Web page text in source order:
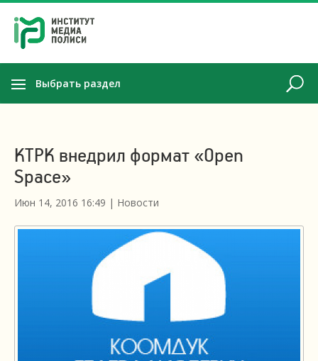
Выбрать раздел
КТРК внедрил формат «Open
Space»
Июн 14, 2016 16:49 | Новости